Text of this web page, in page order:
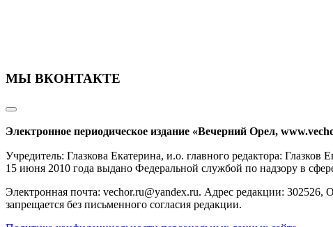
МЫ ВКОНТАКТЕ
Электронное периодическое издание «Вечерний Орел,
Учредитель: Глазкова Екатерина, и.о. главного редактора:
15 июня 2010 года выдано Федеральной службой по надзору в
Электронная почта: vechor.ru@yandex.ru. Адрес редакции:
запрещается без письменного согласия редакции.